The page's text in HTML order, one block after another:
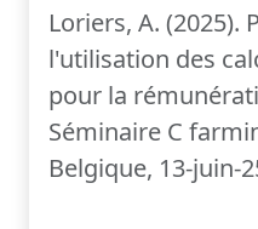
Loriers, A.
l'utilisation des
pour la
Séminaire C
Belgique, 13-juin-